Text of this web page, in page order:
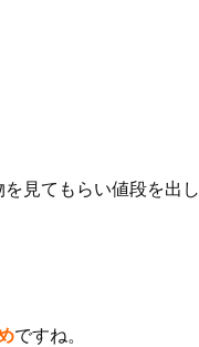
見てもらい値段を出し
ですね。